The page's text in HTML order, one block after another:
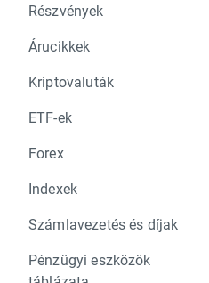
Részvények
Árucikkek
Kriptovaluták
ETF-ek
Forex
Indexek
Számlavezetés és díjak
Pénzügyi eszközök